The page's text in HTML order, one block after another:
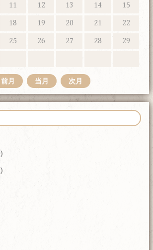
11 12 13 14
15
18 19 20 21
22
25 26 27 28
29
前月 当月 次月